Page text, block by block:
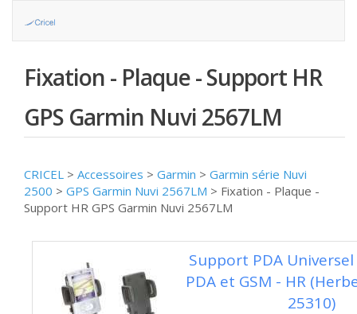
Fixation - Plaque - Support HR
GPS Garmin Nuvi 2567LM
CRICEL > Accessoires > Garmin > Garmin série Nuvi
2500 > GPS Garmin Nuvi 2567LM > Fixation - Plaque -
Support HR GPS Garmin Nuvi 2567LM
Support PDA
PDA et GSM - HR
25310)